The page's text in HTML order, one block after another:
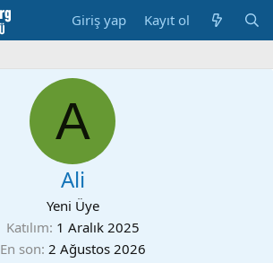
Giriş yap Kayıt ol
A
Ali
Yeni Üye
Katılım 1 Aralık 2025
En son 2 Ağustos 2026